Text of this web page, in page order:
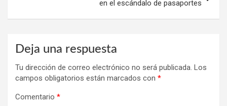
en el escándalo de pasaportes
Deja una respuesta
Tu dirección de correo electrónico no será publicada. Los
campos obligatorios están marcados con *
Comentario *